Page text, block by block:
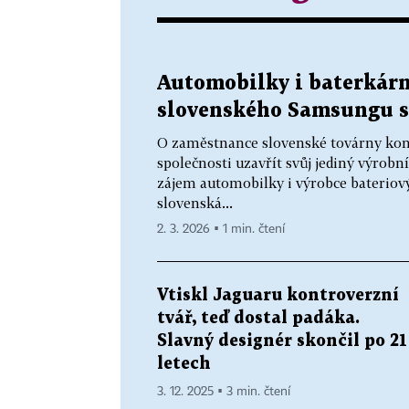
Automobilky i
slovenského
O zaměstnance slovenské továrny
společnosti uzavřít svůj jediný
zájem automobilky i výrobce
slovenská...
2. 3. 2026 ▪ 1 min. čtení
Vtiskl Jaguaru kontroverzní
tvář, teď dostal padáka.
Slavný designér skončil po 21
letech
3. 12. 2025 ▪ 3 min. čtení